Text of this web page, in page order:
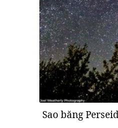
Sao băng